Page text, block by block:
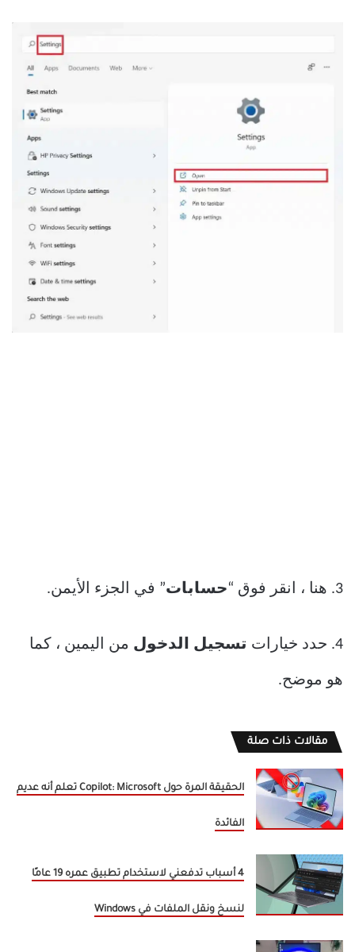
3. هنا ، انقر فوق “ حسابات” في الجزء الأيمن.
4. حدد خيارات تسجيل الدخول من اليمين ، كما
هو موضح.
مقالات ذات صلة
الحقيقة المرة حول Copilot: Microsoft تعلم أنه عديم
الفائدة
4 أسباب تدفعني لاستخدام تطبيق عمره 19 عامًا
لنسخ ونقل الملفات في Windows